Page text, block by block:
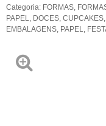
Categoria: FORMAS
PAPEL
DOCES CUPCAKES
EMBALAGENS PAPEL